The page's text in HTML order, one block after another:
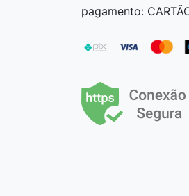
pagamento: